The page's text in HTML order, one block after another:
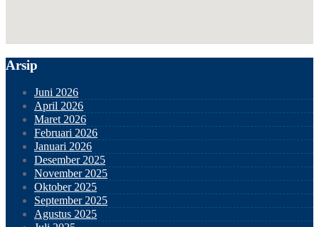
Arsip
Juni 2026
April 2026
Maret 2026
Februari 2026
Januari 2026
Desember 2025
November 2025
Oktober 2025
September 2025
Agustus 2025